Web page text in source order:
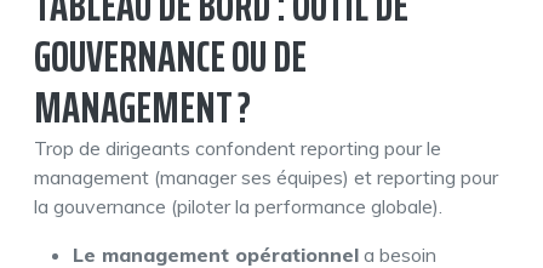
GOUVERNANCE OU DE
MANAGEMENT ?
Trop de dirigeants confondent reporting pour le
management (manager ses équipes) et reporting pour
la gouvernance (piloter la performance globale).
Le management opérationnel a besoin